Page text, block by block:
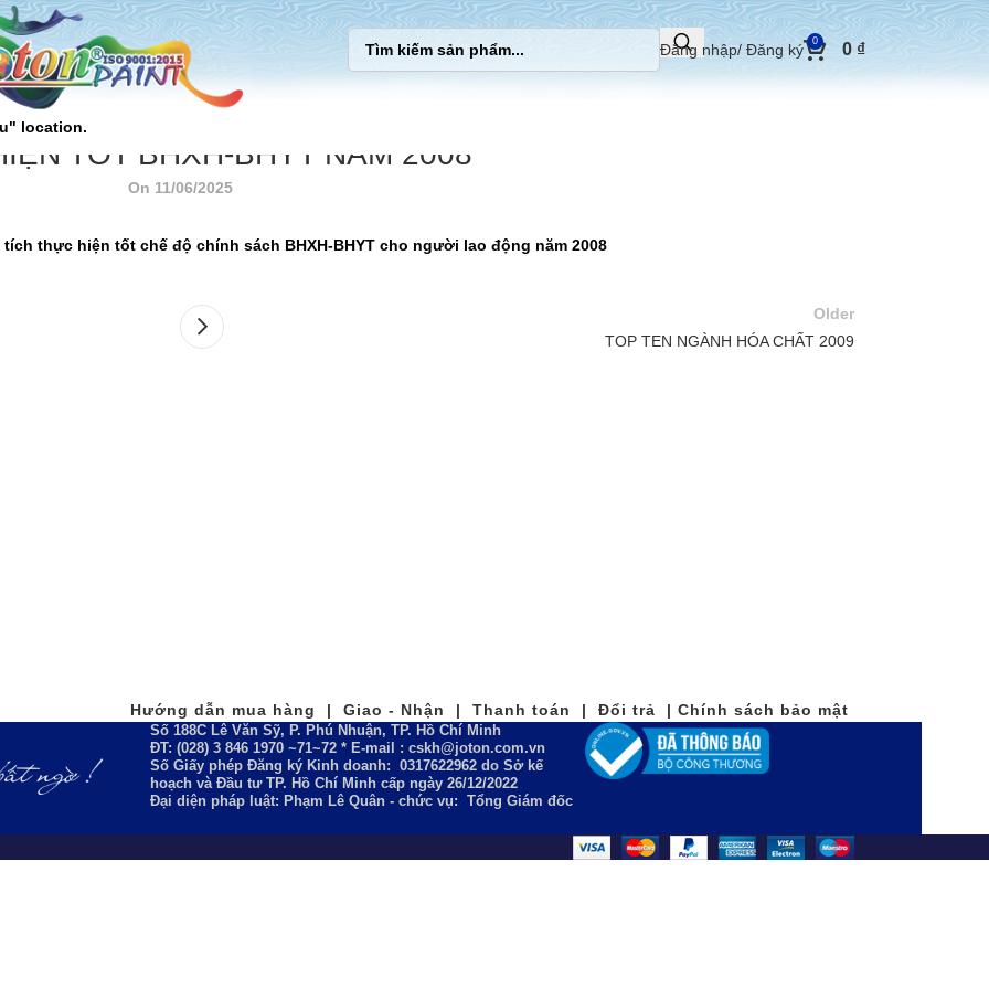
Đăng nhập/ Đăng ký 0 0 ₫
location.
TỐT BHXH-BHYT NĂM 2008
On 11/06/2025
thực hiện tốt chế độ chính sách BHXH-BHYT cho người lao động năm 2008
Older
TOP TEN NGÀNH HÓA CHẤT 2009
Hướng dẫn mua hàng | Giao - Nhận | Thanh toán | Đổi trả | Chính sách bảo mật
Số 188C Lê Văn Sỹ, P. Phú Nhuận, TP. Hồ Chí Minh
ĐT: (028) 3 846 1970 ~71~72 * E-mail : cskh@joton.com.vn
Số Giấy phép Đăng ký Kinh doanh: 0317622962 do Sở kế
hoạch và Đầu tư TP. Hồ Chí Minh cấp ngày 26/12/2022
Đại diện pháp luật: Phạm Lê Quân - chức vụ: Tổng Giám đốc